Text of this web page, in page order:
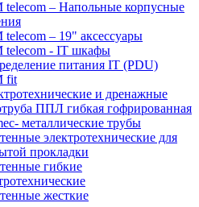
telecom – Напольные корпусные
telecom – 19" аксессуары
telecom - IT шкафы
питания IT (PDU)
fit
и дренажные
ППЛ гибкая гофрированная
металлические трубы
электротехнические для
прокладки
гибкие
жесткие